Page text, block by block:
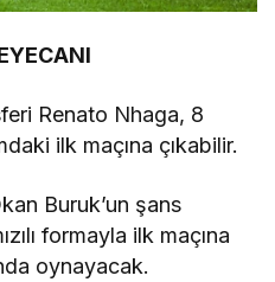
Renato Nhaga, 8
ilk maçına çıkabilir.
Buruk’un şans
formayla ilk maçına
oynayacak.